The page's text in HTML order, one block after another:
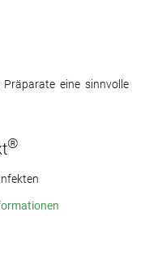
eine sinnvolle
®